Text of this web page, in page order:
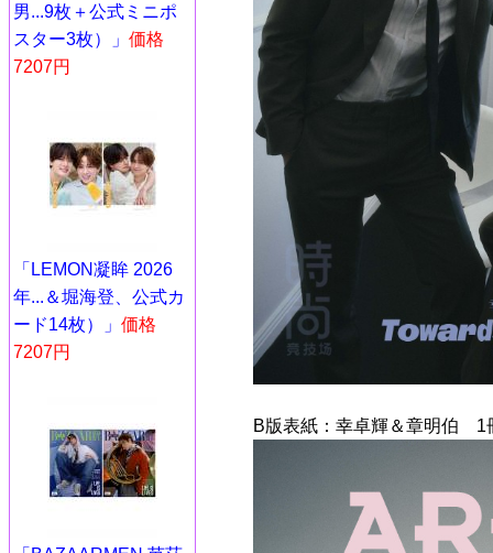
男...9枚＋公式ミニポ
スター3枚）」 価格
7207円
「LEMON凝眸 2026
年...＆堀海登、公式カ
ード14枚）」 価格
7207円
B版表紙：幸卓輝＆章明伯 1